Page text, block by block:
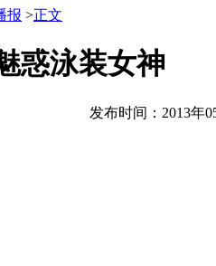
报 >正文
惑泳装女神
发布时间：2013年